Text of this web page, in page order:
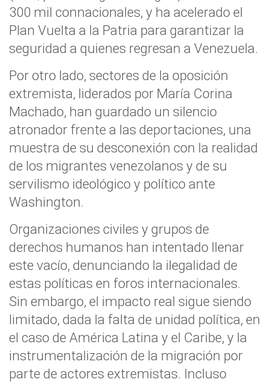
300 mil connacionales, y ha acelerado el
Plan Vuelta a la Patria para garantizar la
seguridad a quienes regresan a Venezuela.
Por otro lado, sectores de la oposición
extremista, liderados por María Corina
Machado, han guardado un silencio
atronador frente a las deportaciones, una
muestra de su desconexión con la realidad
de los migrantes venezolanos y de su
servilismo ideológico y político ante
Washington.
Organizaciones civiles y grupos de
derechos humanos han intentado llenar
este vacío, denunciando la ilegalidad de
estas políticas en foros internacionales.
Sin embargo, el impacto real sigue siendo
limitado, dada la falta de unidad política, en
el caso de América Latina y el Caribe, y la
instrumentalización de la migración por
parte de actores extremistas. Incluso